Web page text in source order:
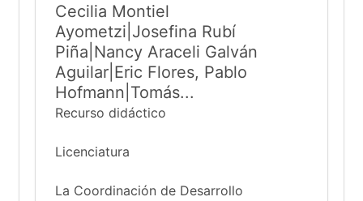
Cecilia Montiel
Ayometzi|Josefina Rubí
Piña|Nancy Araceli Galván
Aguilar|Eric Flores, Pablo
Hofmann|Tomás...
Recurso didáctico
Licenciatura
La Coordinación de Desarrollo